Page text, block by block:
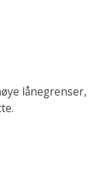
lånegrenser,